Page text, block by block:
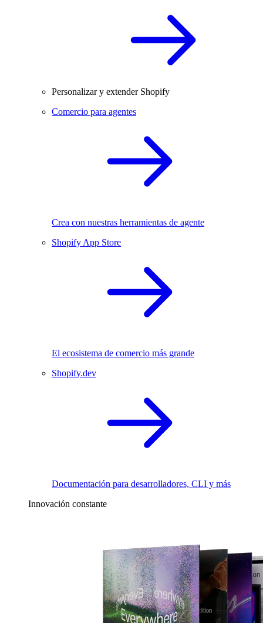
Personalizar y extender Shopify
Comercio para agentes
Crea con nuestras herramientas de agente
Shopify App Store
El ecosistema de comercio más grande
Shopify.dev
Documentación para desarrolladores, CLI y más
Innovación constante